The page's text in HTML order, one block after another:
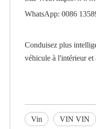
WhatsApp: 0086
Conduisez plus
véhicule à l'intérieur et
Vin VIN VIN